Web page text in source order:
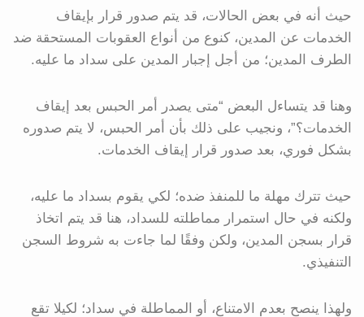
حيث أنه في بعض الحالات، قد يتم صدور قرار بإيقاف
الخدمات عن المدين، كنوع من أنواع العقوبات المستحقة ضد
الطرف المدين؛ من أجل إجبار المدين على سداد ما عليه.
وهنا قد يتساءل البعض “متى يصدر أمر الحبس بعد إيقاف
الخدمات؟”، ونجيب على ذلك بأن أمر الحبس، لا يتم صدوره
بشكل فوري، بعد صدور قرار إيقاف الخدمات.
حيث تترك مهلة ما للمنفذ ضده؛ لكي يقوم بسداد ما عليه،
ولكنه في حال استمرار مماطلته للسداد، هنا قد يتم اتخاذ
قرار بسجن المدين، ولكن وفقًا لما جاءت به شروط السجن
التنفيذي.
ولهذا ينصح بعدم الامتناع، أو المماطلة في سداد؛ لكيلا تقع